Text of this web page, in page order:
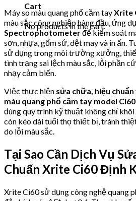
Cart
No products in the cart.
Máy so màu quang phổ cầm tayXrite
màu sắc công nghiệp hàng đầu, ứng
Spectrophotometerđể kiểm soát
sơn, nhựa, gốm sứ, dệt may và in ấn.
sử dụng trong môi trường xưởng,
tình trạng sai lệch màu sắc, lỗi phần
nhạy cảm biến.
Việc thực hiện sửa chữa, hiệu
màu quang phổ cầm tay model
đúng quy trình kỹ thuật không chỉ khôi
còn kéo dài tuổi thọ thiết bị, tránh
do lỗi màu sắc.
Tại Sao Cần Dịch Vụ
Chuẩn Xrite Ci60 Định
Xrite Ci60 sử dụng công nghệ quang